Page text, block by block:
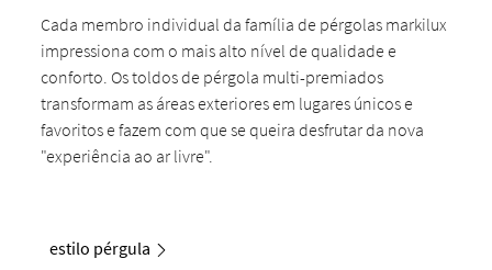
Cada membro individual da família de pérgolas markilux
impressiona com o mais alto nível de qualidade e
conforto. Os toldos de pérgola multi-premiados
transformam as áreas exteriores em lugares únicos e
favoritos e fazem com que se queira desfrutar da nova
"experiência ao ar livre".
estilo pérgula